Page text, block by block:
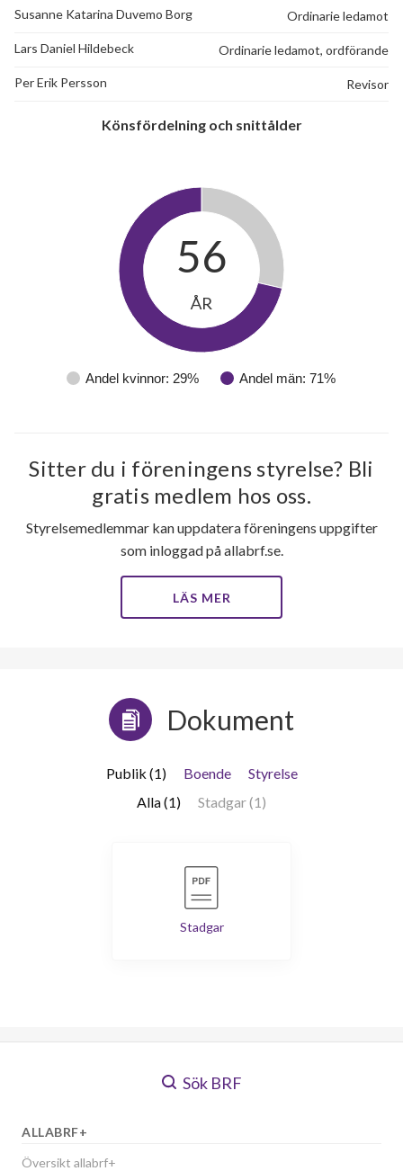
Susanne Katarina Duvemo Borg Ordinarie ledamot
Lars Daniel Hildebeck Ordinarie ledamot, ordförande
Per Erik Persson Revisor
Könsfördelning och snittålder
Andel kvinnor: 29% Andel män: 71%
56
ÅR
Sitter du i föreningens styrelse? Bli
gratis medlem hos oss.
Styrelsemedlemmar kan uppdatera föreningens uppgifter
som inloggad på allabrf.se.
LÄS MER
Dokument
Publik (1) Boende
Styrelse
Alla (1)
Stadgar (1)
Stadgar
Sök BRF
ALLABRF+
Översikt allabrf+